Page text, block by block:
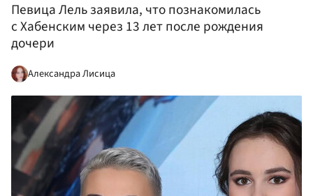
Певица Лель заявила, что познакомилась
с Хабенским через 13 лет после рождения
дочери
Александра Лисица